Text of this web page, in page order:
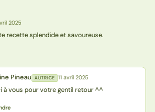
2025
recette splendide et savoureuse.
Pineau AUTRICE 11 avril 2025
à vous pour votre gentil retour ^^